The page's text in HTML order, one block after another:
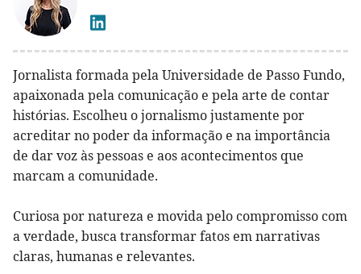
Jornalista formada pela Universidade de Passo Fundo,
apaixonada pela comunicação e pela arte de contar
histórias. Escolheu o jornalismo justamente por
acreditar no poder da informação e na importância
de dar voz às pessoas e aos acontecimentos que
marcam a comunidade.
Curiosa por natureza e movida pelo compromisso com
a verdade, busca transformar fatos em narrativas
claras, humanas e relevantes.